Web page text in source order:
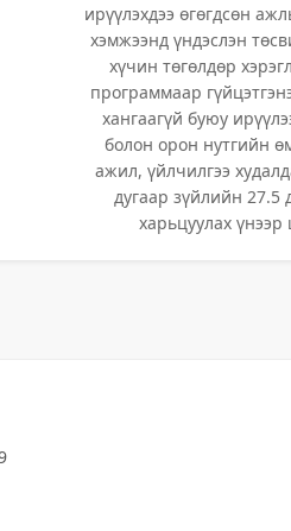
ирүүлэхдээ өгөгдсөн
хэмжээнд үндэслэн
хүчин төгөлдөр
программаар
хангаагүй буюу
болон орон нутгийн
ажил, үйлчилгээ
дугаар зүйлийн 27.5
харьцуулах